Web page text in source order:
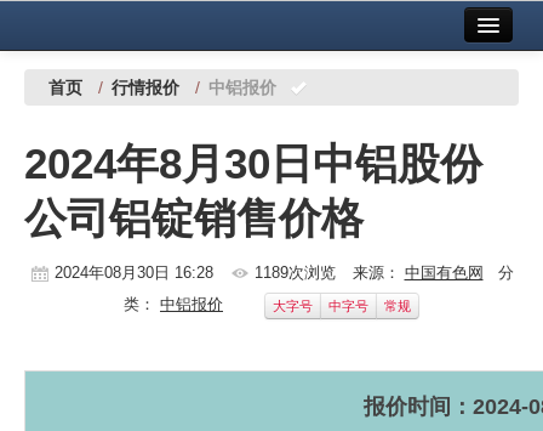
中国有色金属报社主办 广告服务
铜镍铅锌
铝
稀有稀土
科技
首页 / 行情报价 / 中铝报价
2024年8月30日中铝股份
公司铝锭销售价格
2024年08月30日 16:28 1189次浏览 来源： 中国有色网 分
类： 中铝报价 大字号 中字号 常规
报价时间：2024-